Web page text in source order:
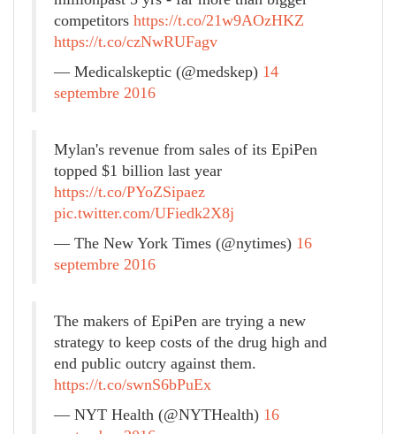
competitors https://t.co/21w9AOzHKZ
https://t.co/czNwRUFagv
— Medicalskeptic (@medskep) 14
septembre 2016
Mylan's revenue from sales of its EpiPen
topped $1 billion last year
https://t.co/PYoZSipaez
pic.twitter.com/UFiedk2X8j
— The New York Times (@nytimes) 16
septembre 2016
The makers of EpiPen are trying a new
strategy to keep costs of the drug high and
end public outcry against them.
https://t.co/swnS6bPuEx
— NYT Health (@NYTHealth) 16